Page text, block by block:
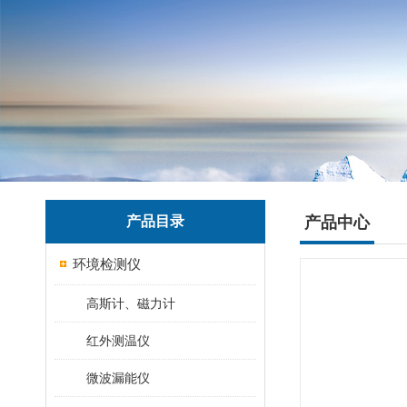
产品目录
环境检测仪
高斯计、磁力计
红外测温仪
微波漏能仪
产品中心